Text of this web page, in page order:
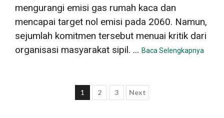
mengurangi emisi gas rumah kaca dan
mencapai target nol emisi pada 2060. Namun,
sejumlah komitmen tersebut menuai kritik dari
organisasi masyarakat sipil. ... Baca Selengkapnya
Paginasi
1 2 3 Next